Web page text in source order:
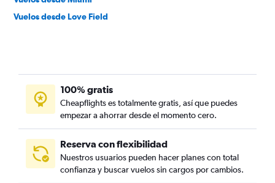
Vuelos desde Love Field
100% gratis
Cheapflights es totalmente gratis, así que puedes
empezar a ahorrar desde el momento cero.
Reserva con flexibilidad
Nuestros usuarios pueden hacer planes con total
confianza y buscar vuelos sin cargos por cambios.